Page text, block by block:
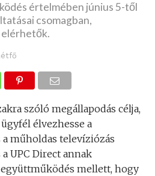
értelmében június 5-től
csomagban,
elérhetők.
szóló megállapodás célja,
élvezhesse a
műholdas televíziózás
UPC Direct annak
mellett, hogy